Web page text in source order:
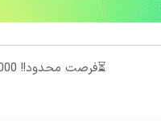
⏳فرصت محدود!! 3000گیگ اینترنت خانگی 180 روزه فقط 600 هزارتومان!!